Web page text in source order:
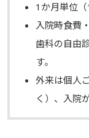
1か月単位（
入院時食費
歯科の自由
す。
外来は個人
く）、入院